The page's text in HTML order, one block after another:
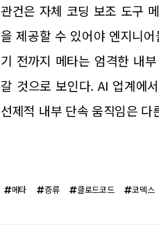
관건은 자체 코딩 보조 도구
을 제공할 수 있어야 엔지니
기 전까지 메타는 엄격한 내
갈 것으로 보인다. AI 업계에
선제적 내부 단속 움직임은
메타 증류 클로드코드 코덱스